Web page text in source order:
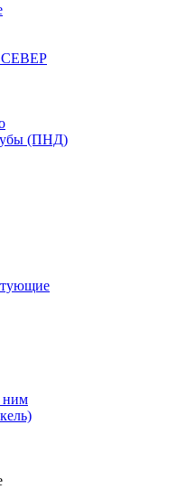
СЕВЕР
(ПНД)
ним